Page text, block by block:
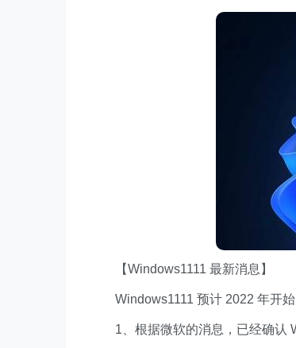
【Windows1111 最新消息】
Windows1111 预计 2022 年开始
1、根据微软的消息，已经确认